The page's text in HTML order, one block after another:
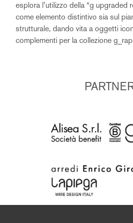
esplora l’utilizzo della “g upgraded
come elemento distintivo sia sul
strutturale, dando vita a oggetti
complementi per la collezione